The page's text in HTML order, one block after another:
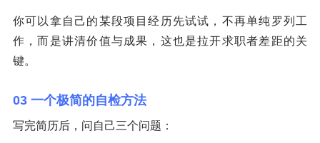
你可以拿自己的某段项目经历先试试，不再单纯罗列工
作，而是讲清价值与成果，这也是拉开求职者差距的关
键。
03 一个极简的自检方法
写完简历后，问自己三个问题：